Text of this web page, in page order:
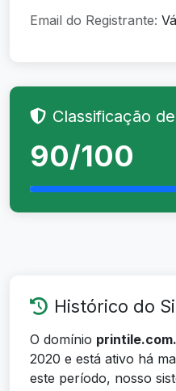
Email do Registrante:
Classificação
90/100
Histórico do
O domínio
2020 e está ativo há
este período, nosso